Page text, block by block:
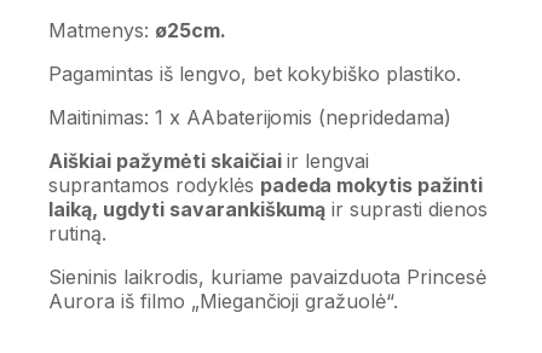
Matmenys: ø25cm.
Pagamintas iš lengvo, bet kokybiško plastiko.
Maitinimas: 1 x AAbaterijomis (nepridedama)
Aiškiai pažymėti skaičiaiir lengvai
suprantamos rodyklės padeda mokytis pažinti
laiką, ugdyti savarankiškumą ir suprasti dienos
rutiną.
Sieninis laikrodis, kuriame pavaizduota Princesė
Aurora iš filmo „Miegančioji gražuolė“.